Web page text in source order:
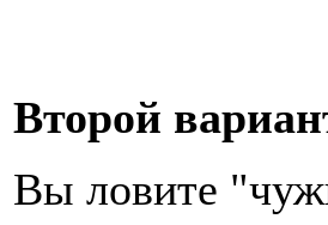
Второй
Вы ловите